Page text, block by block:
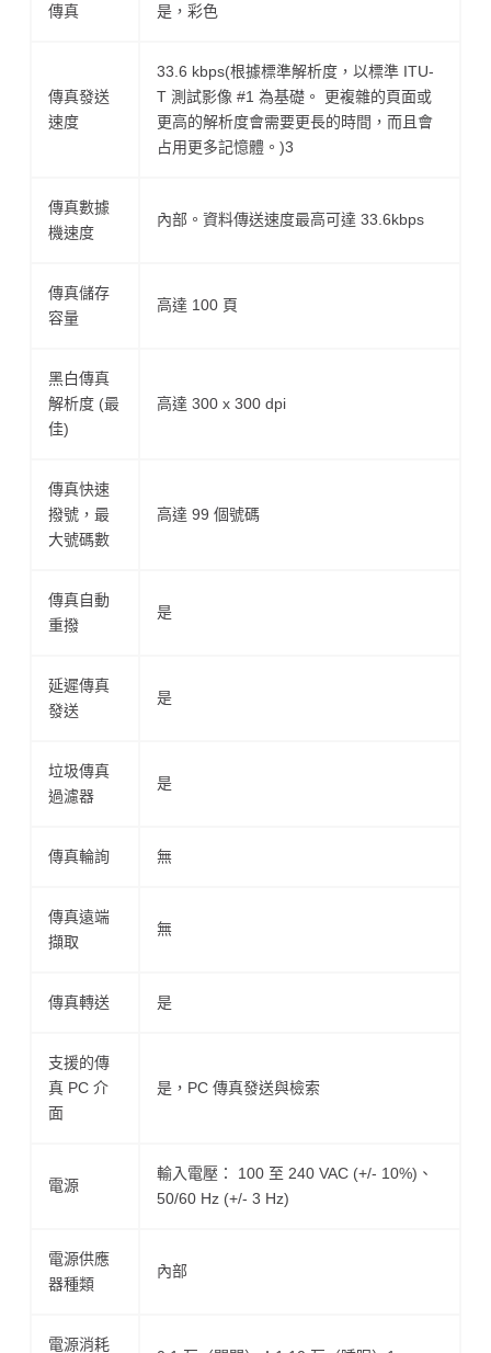
傳真 是，彩色
傳真發送
速度
33.6 kbps(根據標準解析度，以標準 ITU-
T 測試影像 #1 為基礎。 更複雜的頁面或
更高的解析度會需要更長的時間，而且會
占用更多記憶體。)3
傳真數據
機速度
內部。資料傳送速度最高可達 33.6kbps
傳真儲存
容量
高達 100 頁
黑白傳真
解析度 (最
佳)
高達 300 x 300 dpi
傳真快速
撥號，最
大號碼數
高達 99 個號碼
傳真自動
重撥
是
延遲傳真
發送
是
垃圾傳真
過濾器
是
傳真輪詢 無
傳真遠端
擷取
無
傳真轉送 是
支援的傳
真 PC 介
面
是，PC 傳真發送與檢索
電源
輸入電壓： 100 至 240 VAC (+/- 10%)、
50/60 Hz (+/- 3 Hz)
電源供應
器種類
內部
電源消耗